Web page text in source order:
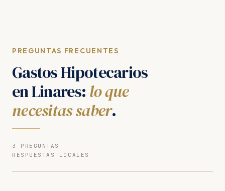
PREGUNTAS FRECUENTES
Gastos Hipotecarios
en Linares: lo que
necesitas saber.
3 PREGUNTAS
RESPUESTAS LOCALES